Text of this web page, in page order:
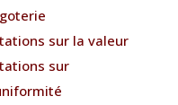
sur la valeur
sur